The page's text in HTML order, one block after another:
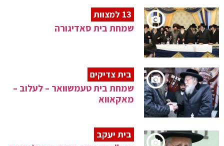
13 למצוות
שמחת בית סאדיגורה
בית צדיקים
שמחת בית טעמשוואר – לעלוב –
מאקאווא
בית יעקב